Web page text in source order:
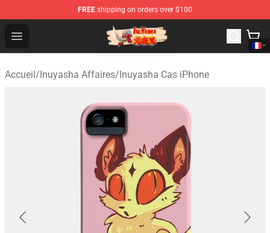
FREE shipping on orders over $100
Open menu
Inuyasha Store - Official Inuyasha Merchandise Shop
Accueil/Inuyasha Affaires/Inuyasha Cas iPhone